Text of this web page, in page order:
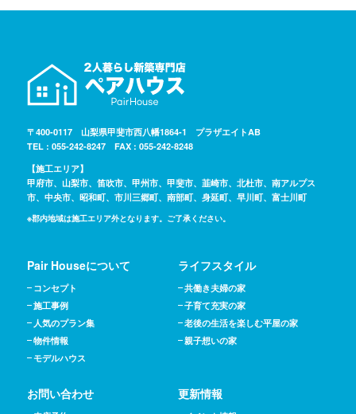
〒400-0117 山梨県甲斐市西八幡1864-1 プラザエイトAB
TEL : 055-242-8247 FAX : 055-242-8248
【施工エリア】
甲府市、山梨市、笛吹市、甲州市、甲斐市、韮崎市、北杜市、南アルプス
市、中央市、昭和町、市川三郷町、南部町、身延町、早川町、富士川町
※郡内地域は施工エリア外となります。ご了承ください。
Pair Houseについて
コンセプト
施工事例
人気のプラン集
物件情報
モデルハウス
ライフスタイル
共働き夫婦の家
子育て充実の家
老後の生活を楽しむ平屋の家
親子想いの家
お問い合わせ 更新情報